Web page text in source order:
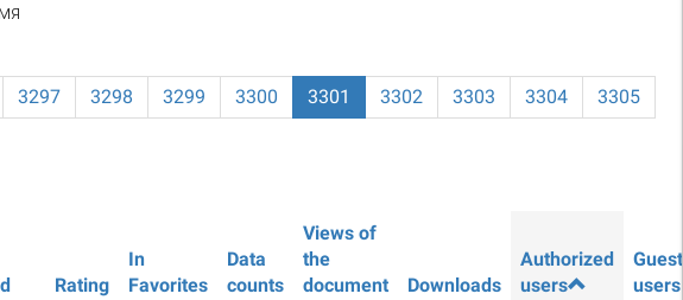
3297 3298 3299 3300 3301 3302 3303 3304
3305
Rating
In
Favorites
Data
counts
Views of
the
document
Downloads
Authorized
users
Guest
users